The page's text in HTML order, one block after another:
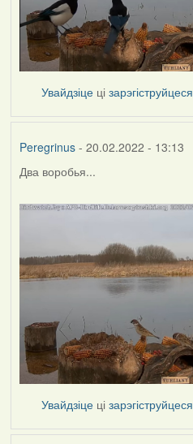
Увайдзіце цізарэгіструйцеся
Peregrinus- 20.02.2022 - 13:13
Два воробья...
Увайдзіце цізарэгіструйцеся